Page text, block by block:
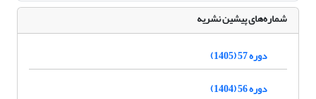
شماره‌های پیشین نشریه
دوره 57 (1405)
دوره 56 (1404)